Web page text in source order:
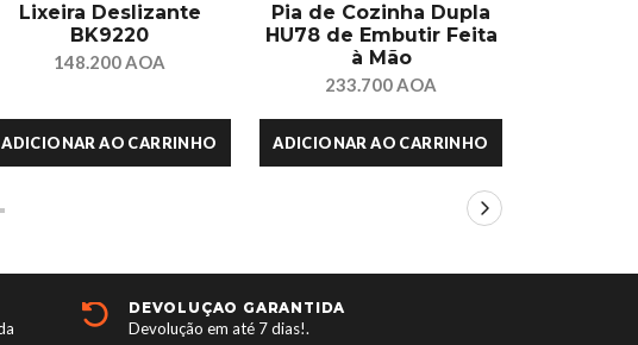
Lixeira Deslizante
BK9220
148.200 AOA
ADICIONAR AO CARRINHO
Pia de Cozinha Dupla
HU78 de Embutir Feita
à Mão
233.700 AOA
ADICIONAR AO CARRINHO
DEVOLUÇÃO GARANTIDA
Devolução em até 7 dias!.